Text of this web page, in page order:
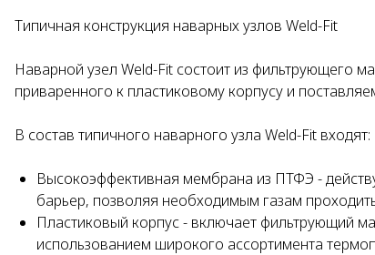
Типичная конструкция наварных узлов Weld-Fit
Наварной узел Weld-Fit состоит из фильтрующего
приваренного к пластиковому корпусу и
В состав типичного наварного узла Weld-Fit входят:
Высокоэффективная мембрана из ПТФЭ -
барьер, позволяя необходимым газам
Пластиковый корпус - включает фильтрующий
использованием широкого ассортимента